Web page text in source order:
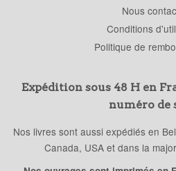
Nous
Conditions
Politique de
Expédition sous 48 H en
numéro de
Nos livres sont aussi expédiés en
Canada, USA et dans la